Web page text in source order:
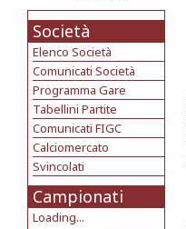
Società
Elenco Società
Comunicati Società
Programma Gare
Tabellini Partite
Comunicati FIGC
Calciomercato
Svincolati
Campionati
Loading...